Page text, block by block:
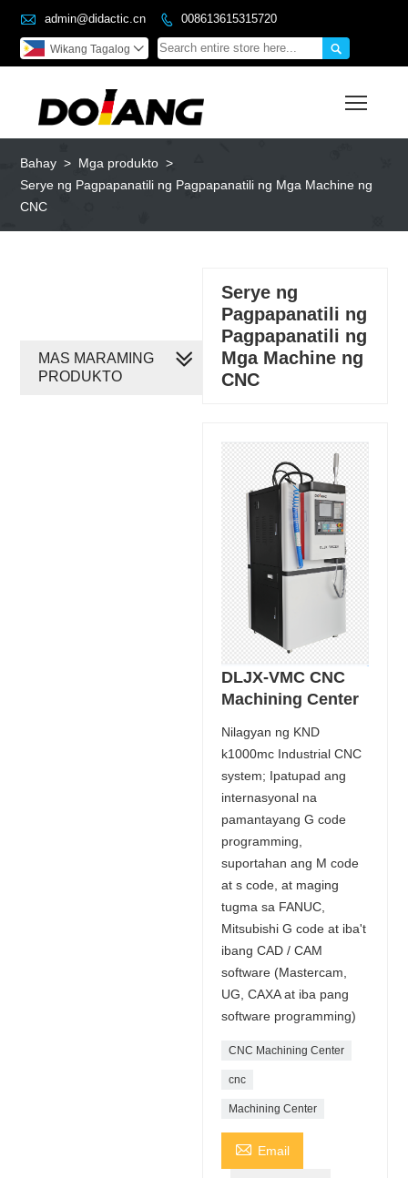
 admin@didactic.cn  008613615315720

Wikang Tagalog 
Bahay > Mga produkto >
Serye ng Pagpapanatili ng Pagpapanatili ng Mga Machine ng
CNC
Serye ng
Pagpapanatili ng
Pagpapanatili ng
Mga Machine ng
CNC
DLJX-VMC CNC
Machining Center
Nilagyan ng KND
k1000mc Industrial CNC
system; Ipatupad ang
internasyonal na
pamantayang G code
programming,
suportahan ang M code
at s code, at maging
tugma sa FANUC,
Mitsubishi G code at iba't
ibang CAD / CAM
software (Mastercam,
UG, CAXA at ​​iba pang
software programming)
CNC Machining Center
cnc
Machining Center
 Email
MAS MARAMING
PRODUKTO